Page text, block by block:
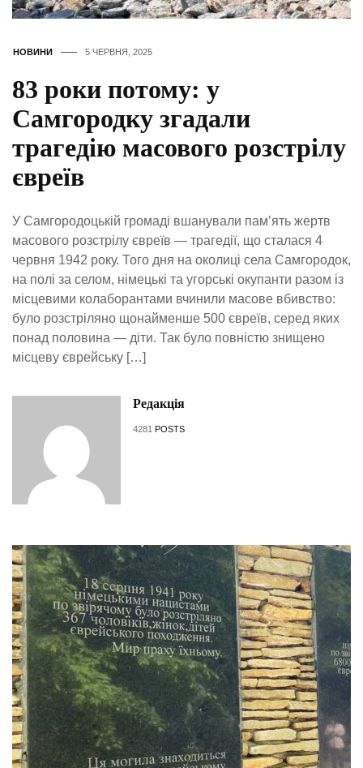
НОВИНИ 5 ЧЕРВНЯ, 2025
83 роки потому: у
Самгородку згадали
трагедію масового розстрілу
євреїв
У Самгородоцькій громаді вшанували памʼять жертв
масового розстрілу євреїв — трагедії, що сталася 4
червня 1942 року. Того дня на околиці села Самгородок,
на полі за селом, німецькі та угорські окупанти разом із
місцевими колаборантами вчинили масове вбивство:
було розстріляно щонайменше 500 євреїв, серед яких
понад половина — діти. Так було повністю знищено
місцеву єврейську […]
Редакція
4281 POSTS